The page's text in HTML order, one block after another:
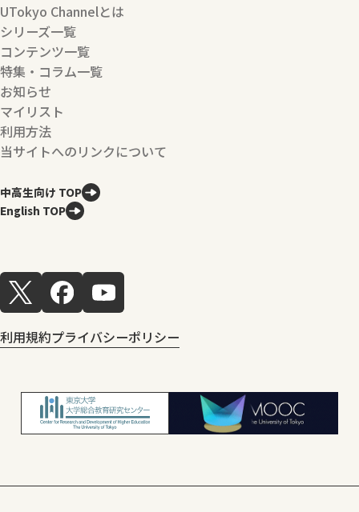
UTokyo Channelとは
シリーズ一覧
コンテンツ一覧
特集・コラム一覧
お知らせ
マイリスト
利用方法
当サイトへのリンクについて
中高生向け TOP
English TOP
利用規約プライバシーポリシー